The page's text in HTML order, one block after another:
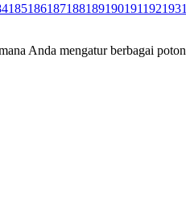
185186187188189190191192193
Anda mengatur berbagai